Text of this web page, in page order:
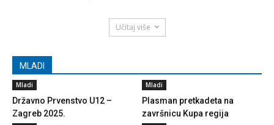
Učitaj više
MLADI
Mladi
Državno Prvenstvo U12 –
Zagreb 2025.
Mladi
Plasman pretkadeta na
završnicu Kupa regija